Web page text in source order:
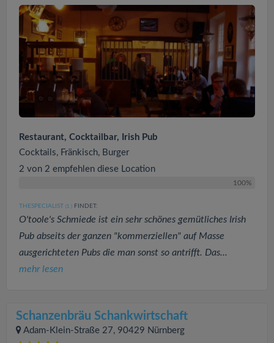
Restaurant, Cocktailbar, Irish Pub
Cocktails, Fränkisch, Burger
2 von 2 empfehlen diese Location
100%
THESPECIALIST (1 ) FINDET:
O'toole's Schmiede ist ein sehr schönes gemütliches Irish
Pub abseits der ganzen "kommerziellen" auf Masse
ausgerichteten Pubs die man sonst so antrifft. Das...
mehr lesen
Schanzenbräu Schankwirtschaft
Adam-Klein-Straße 27, 90429 Nürnberg